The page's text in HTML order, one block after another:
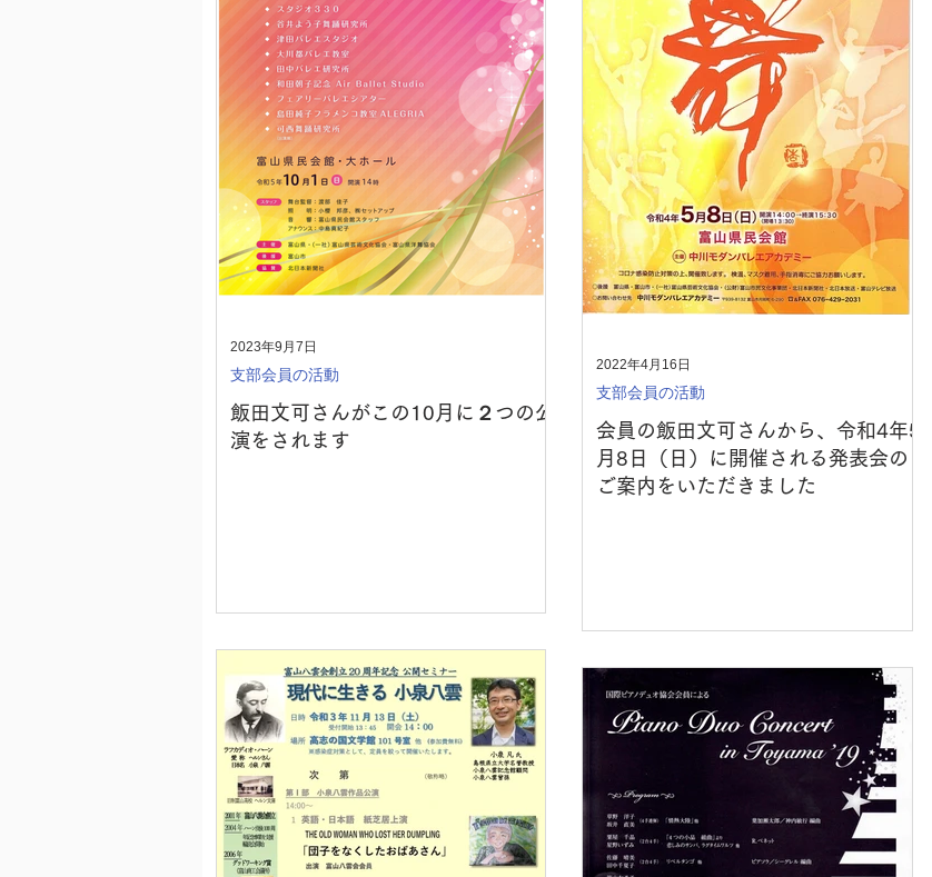
飯田文可さんがこの10月に２つの公
演をされます
支部会員の活動
2023年9月7日
会員の飯田文可さんから、令和4年5
月8日（日）に開催される発表会の
ご案内をいただきました
支部会員の活動
2022年4月16日